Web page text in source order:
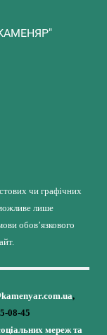
чи графічних
лише
обов’язкового
,
08-45
мереж та